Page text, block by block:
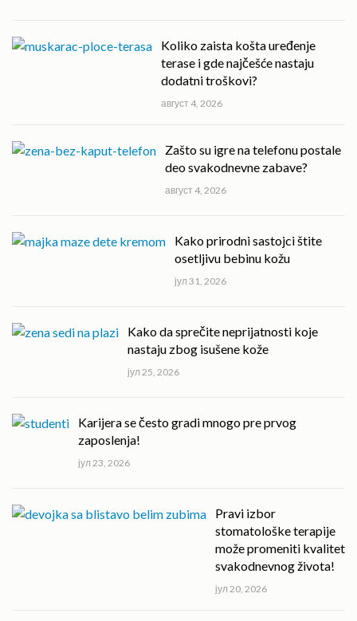
Koliko zaista košta uređenje
terase i gde najčešće nastaju
dodatni troškovi?
август 4, 2026
Zašto su igre na telefonu postale
deo svakodnevne zabave?
август 4, 2026
Kako prirodni sastojci štite
osetljivu bebinu kožu
јул 31, 2026
Kako da sprečite neprijatnosti koje
nastaju zbog isušene kože
јул 25, 2026
Karijera se često gradi mnogo pre prvog
zaposlenja!
јул 23, 2026
Pravi izbor
stomatološke terapije
može promeniti kvalitet
svakodnevnog života!
јул 20, 2026